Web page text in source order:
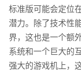
标准版可能会定位
潜力。除了技术性
界，这也是一个额
系统和一个巨大的
强大的游戏机上，